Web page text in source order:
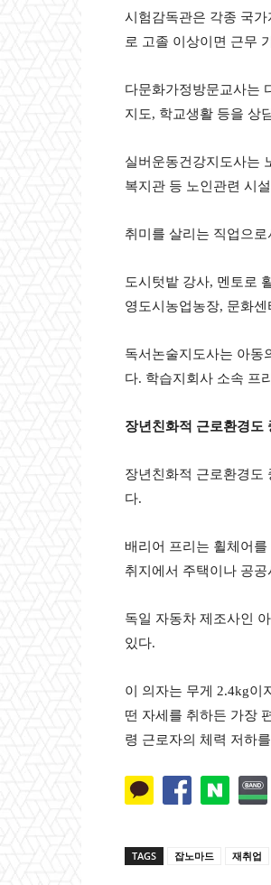
시험감독관은 각종 국가
로 고졸 이상이면 근무
다문화가정방문교사는
지도, 학교생활 등을 상
실버운동건강지도사는
복지관 등 노인관련 시
취미를 살리는 직업으
도시텃밭 강사, 멘토로
영도시농업농장, 문화센
독서논술지도사는 아동
다. 학습지회사 소속 프
장년친화적 근로환경도
장년친화적 근로환경도
다.
배리어 프리는 휠체어
취지에서 주택이나 공
독일 자동차 제조사인
있다.
이 의자는 무게 2.4kg이
떤 자세를 취하든 가장
령 근로자의 체력 저하
TAGS 잡노마드 재취업